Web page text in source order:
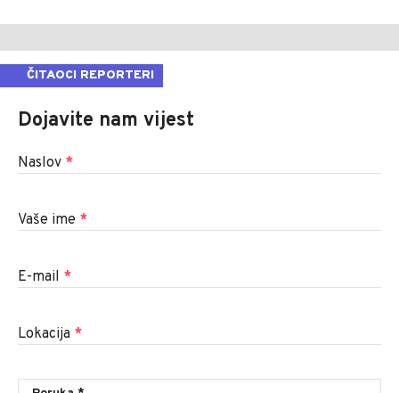
ČITAOCI REPORTERI
Dojavite nam vijest
Naslov *
Vaše ime *
E-mail *
Lokacija *